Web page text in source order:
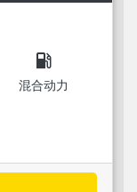
local_gas_station
混合动力